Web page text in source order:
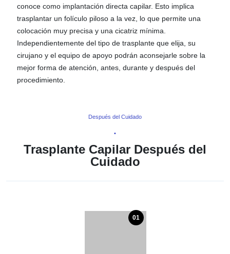
conoce como implantación directa capilar. Esto implica
trasplantar un folículo piloso a la vez, lo que permite una
colocación muy precisa y una cicatriz mínima.
Independientemente del tipo de trasplante que elija, su
cirujano y el equipo de apoyo podrán aconsejarle sobre la
mejor forma de atención, antes, durante y después del
procedimiento.
Después del Cuidado
•
Trasplante Capilar Después del
Cuidado
01